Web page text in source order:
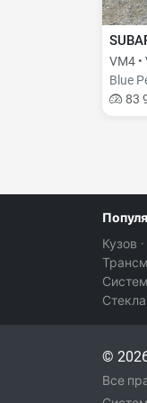
VM4 •
Blue
83
Кузов ·
Стекла
©
Все